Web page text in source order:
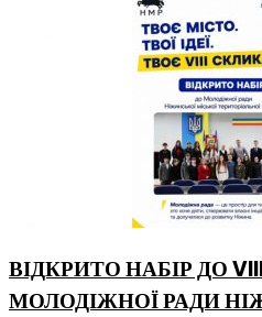
ВІДКРИТО НАБІР ДО
МОЛОДІЖНОЇ РАДИ